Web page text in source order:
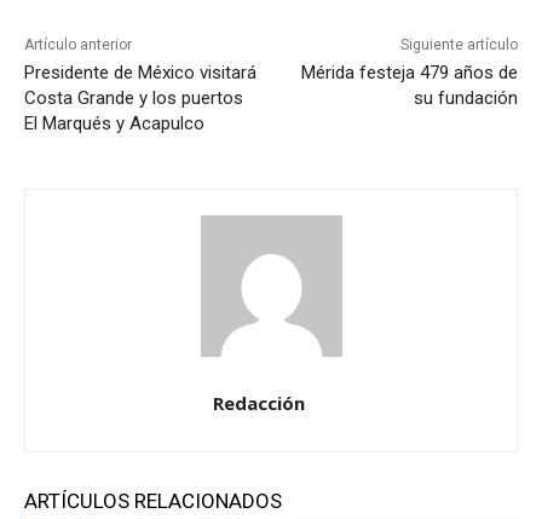
Artículo anterior
Presidente de México visitará
Costa Grande y los puertos
El Marqués y Acapulco
Siguiente artículo
Mérida festeja 479 años de
su fundación
Redacción
ARTÍCULOS RELACIONADOS